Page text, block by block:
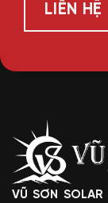
LIÊN HỆ
VŨ SƠN SOLAR